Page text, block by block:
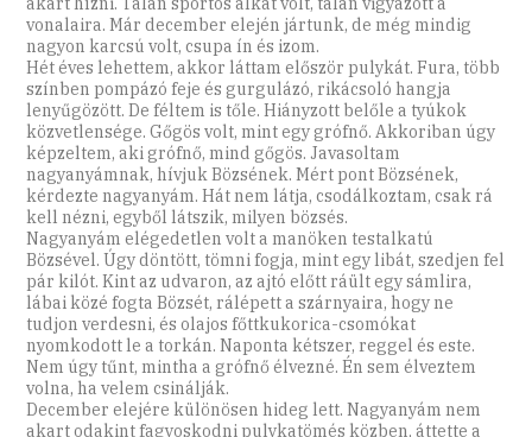
vonalaira. Már december elején jártunk, de még mindig
nagyon karcsú volt, csupa ín és izom.
Hét éves lehettem, akkor láttam először pulykát. Fura, több
színben pompázó feje és gurgulázó, rikácsoló hangja
lenyűgözött. De féltem is tőle. Hiányzott belőle a tyúkok
közvetlensége. Gőgös volt, mint egy grófnő. Akkoriban úgy
képzeltem, aki grófnő, mind gőgös. Javasoltam
nagyanyámnak, hívjuk Bözsének. Mért pont Bözsének,
kérdezte nagyanyám. Hát nem látja, csodálkoztam, csak rá
kell nézni, egyből látszik, milyen bözsés.
Nagyanyám elégedetlen volt a manöken testalkatú
Bözsével. Úgy döntött, tömni fogja, mint egy libát, szedjen fel
pár kilót. Kint az udvaron, az ajtó előtt ráült egy sámlira,
lábai közé fogta Bözsét, rálépett a szárnyaira, hogy ne
tudjon verdesni, és olajos főttkukorica-csomókat
nyomkodott le a torkán. Naponta kétszer, reggel és este.
Nem úgy tűnt, mintha a grófnő élvezné. Én sem élveztem
volna, ha velem csinálják.
December elejére különösen hideg lett. Nagyanyám nem
akart odakint fagyoskodni pulykatömés közben, áttette a